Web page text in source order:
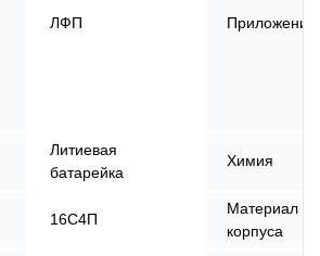
ЛФП Приложение
Литиевая
батарейка
Химия
16С4П
Материал
корпуса